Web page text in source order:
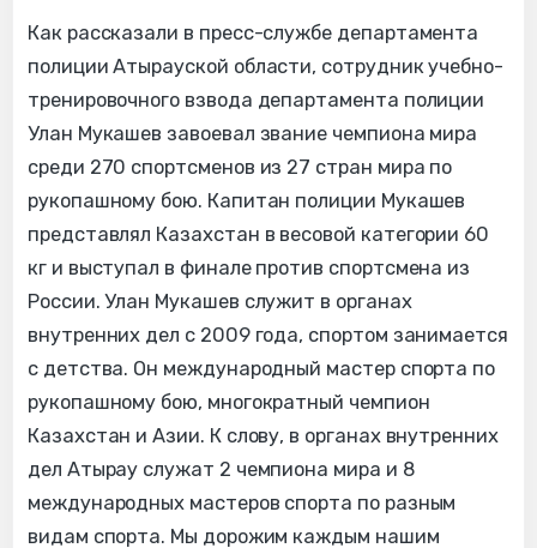
Как рассказали в пресс-службе департамента
полиции Атырауской области, сотрудник учебно-
тренировочного взвода департамента полиции
Улан Мукашев завоевал звание чемпиона мира
среди 270 спортсменов из 27 стран мира по
рукопашному бою. Капитан полиции Мукашев
представлял Казахстан в весовой категории 60
кг и выступал в финале против спортсмена из
России. Улан Мукашев служит в органах
внутренних дел с 2009 года, спортом занимается
с детства. Он международный мастер спорта по
рукопашному бою, многократный чемпион
Казахстан и Азии. К слову, в органах внутренних
дел Атырау служат 2 чемпиона мира и 8
международных мастеров спорта по разным
видам спорта. Мы дорожим каждым нашим